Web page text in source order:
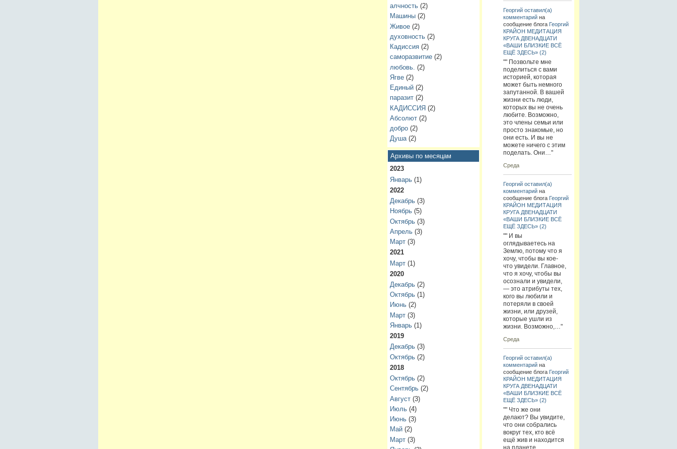
алчность(2)
Машины(2)
Живое(2)
духовность(2)
Кадиссия(2)
саморазвитие(2)
любовь. (2)
Ягве(2)
Единый(2)
паразит(2)
КАДИССИЯ(2)
Абсолют(2)
добро(2)
Душа(2)
Архивы по месяцам
2023
Январь(1)
2022
Декабрь(3)
Ноябрь(5)
Октябрь(3)
Апрель(3)
Март(3)
2021
Март(1)
2020
Декабрь(2)
Октябрь(1)
Июнь(2)
Март(3)
Январь(1)
2019
Декабрь(3)
Октябрь(2)
2018
Октябрь(2)
Сентябрь(2)
Август(3)
Июль(4)
Июнь(3)
Май(2)
Март(3)
Георгий оставил(а)
комментарийна
сообщение блога Георгий
КРАЙОН МЕДИТАЦИЯ
КРУГА ДВЕНАДЦАТИ
«ВАШИ БЛИЗКИЕ ВСЁ
ЕЩЁ ЗДЕСЬ» (2)
"" Позвольте мне
поделиться с вами
историей, которая
может быть немного
запутанной. В вашей
жизни есть люди,
которых вы не очень
любите. Возможно,
это члены семьи или
просто знакомые, но
они есть. И вы не
можете ничего с этим
поделать. Они…"
Среда
Георгий оставил(а)
комментарийна
сообщение блога Георгий
КРАЙОН МЕДИТАЦИЯ
КРУГА ДВЕНАДЦАТИ
«ВАШИ БЛИЗКИЕ ВСЁ
ЕЩЁ ЗДЕСЬ» (2)
"" И вы
оглядываетесь на
Землю, потому что я
хочу, чтобы вы кое-
что увидели. Главное,
что я хочу, чтобы вы
осознали и увидели,
— это атрибуты тех,
кого вы любили и
потеряли в своей
жизни, или друзей,
которые ушли из
жизни. Возможно,…"
Среда
Георгий оставил(а)
комментарийна
сообщение блога Георгий
КРАЙОН МЕДИТАЦИЯ
КРУГА ДВЕНАДЦАТИ
«ВАШИ БЛИЗКИЕ ВСЁ
ЕЩЁ ЗДЕСЬ» (2)
"" Что же они
делают? Вы увидите,
что они собрались
вокруг тех, кто всё
ещё жив и находится
на планете.